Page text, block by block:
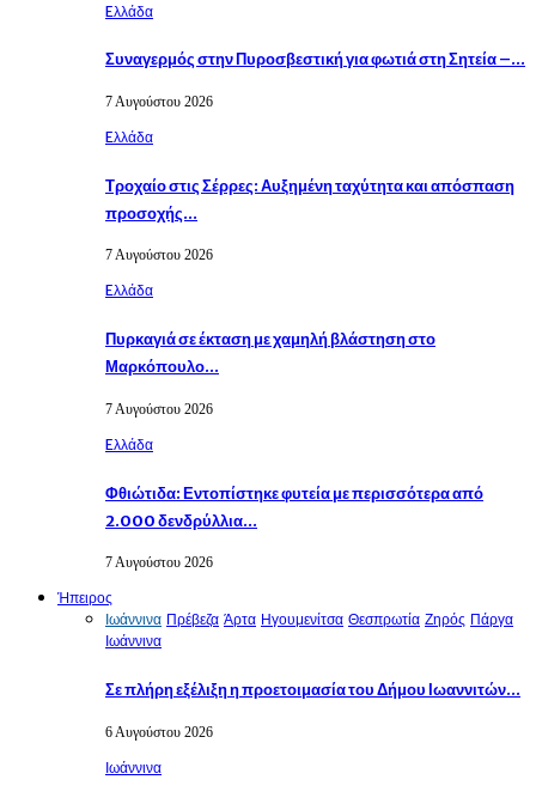
Eλλάδα
Συναγερμός στην Πυροσβεστική για φωτιά στη Σητεία –…
7 Αυγούστου 2026
Eλλάδα
Τροχαίο στις Σέρρες: Αυξημένη ταχύτητα και απόσπαση
προσοχής…
7 Αυγούστου 2026
Eλλάδα
Πυρκαγιά σε έκταση με χαμηλή βλάστηση στο
Μαρκόπουλο…
7 Αυγούστου 2026
Eλλάδα
Φθιώτιδα: Εντοπίστηκε φυτεία με περισσότερα από
2.000 δενδρύλλια…
7 Αυγούστου 2026
Ήπειρος
Ιωάννινα Πρέβεζα Άρτα Ηγουμενίτσα Θεσπρωτία Ζηρός Πάργα
Ιωάννινα
Σε πλήρη εξέλιξη η προετοιμασία του Δήμου Ιωαννιτών…
6 Αυγούστου 2026
Ιωάννινα